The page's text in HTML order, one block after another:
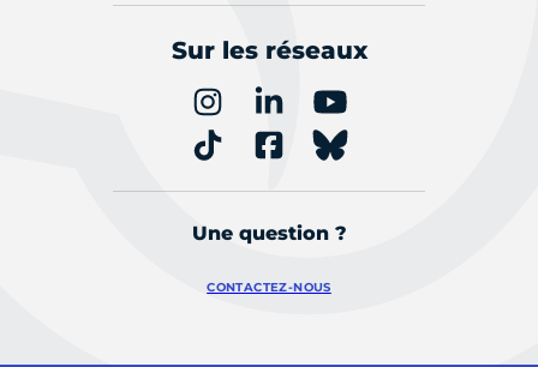
Sur les réseaux
Une question ?
CONTACTEZ-NOUS